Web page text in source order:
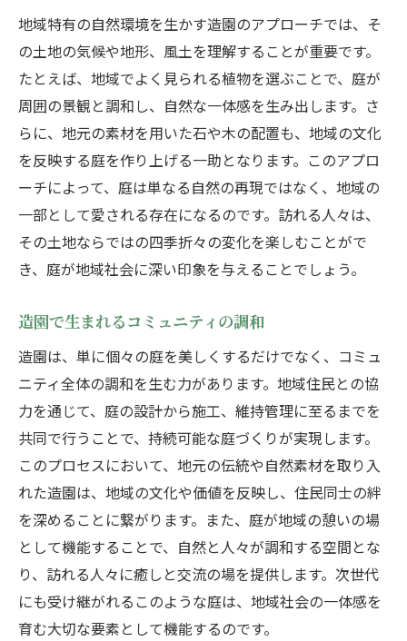
地域特有の自然環境を生かす造園のアプローチでは、そ
の土地の気候や地形、風土を理解することが重要です。
たとえば、地域でよく見られる植物を選ぶことで、庭が
周囲の景観と調和し、自然な一体感を生み出します。さ
らに、地元の素材を用いた石や木の配置も、地域の文化
を反映する庭を作り上げる一助となります。このアプロ
ーチによって、庭は単なる自然の再現ではなく、地域の
一部として愛される存在になるのです。訪れる人々は、
その土地ならではの四季折々の変化を楽しむことがで
き、庭が地域社会に深い印象を与えることでしょう。
造園で生まれるコミュニティの調和
造園は、単に個々の庭を美しくするだけでなく、コミュ
ニティ全体の調和を生む力があります。地域住民との協
力を通じて、庭の設計から施工、維持管理に至るまでを
共同で行うことで、持続可能な庭づくりが実現します。
このプロセスにおいて、地元の伝統や自然素材を取り入
れた造園は、地域の文化や価値を反映し、住民同士の絆
を深めることに繋がります。また、庭が地域の憩いの場
として機能することで、自然と人々が調和する空間とな
り、訪れる人々に癒しと交流の場を提供します。次世代
にも受け継がれるこのような庭は、地域社会の一体感を
育む大切な要素として機能するのです。